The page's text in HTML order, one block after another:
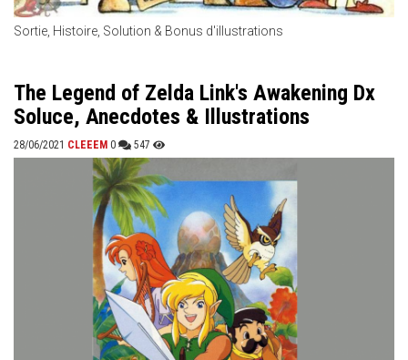
Sortie, Histoire, Solution & Bonus d'illustrations
The Legend of Zelda Link's Awakening Dx
Soluce, Anecdotes & Illustrations
28/06/2021 CLEEEM 0 547